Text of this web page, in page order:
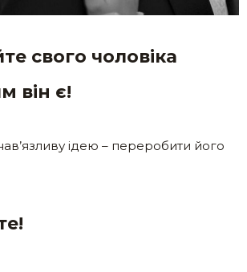
свого чоловіка
він є!
ідею – переробити його